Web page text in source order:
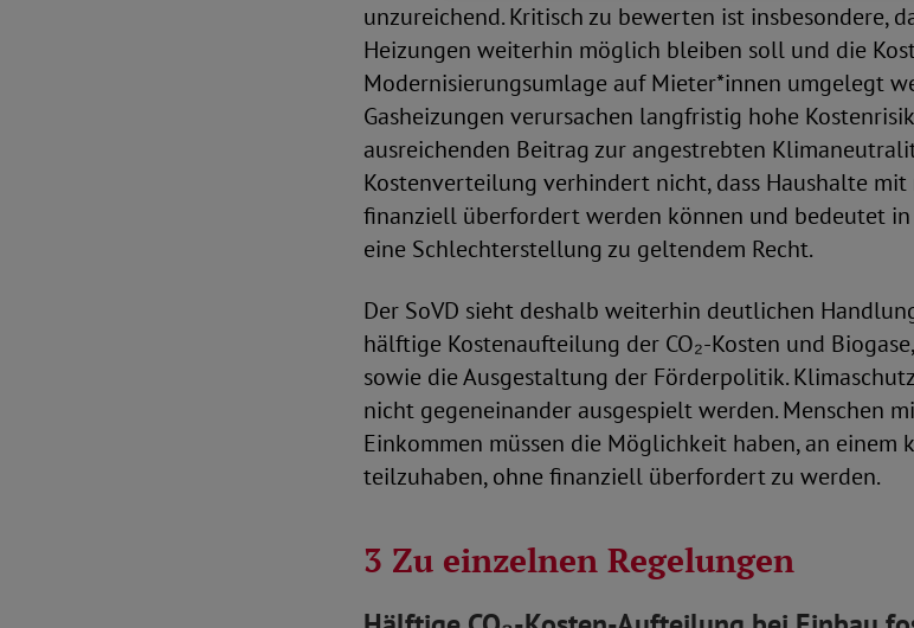
unzureichend. Kritisch zu bewerten ist insbesondere,
Heizungen weiterhin möglich bleiben soll und die
Modernisierungsumlage auf Mieter*innen umgelegt
Gasheizungen verursachen langfristig hohe
ausreichenden Beitrag zur angestrebten
Kostenverteilung verhindert nicht, dass Haushalte
finanziell überfordert werden können und bedeutet in
eine Schlechterstellung zu geltendem Recht.
Der SoVD sieht deshalb weiterhin deutlichen
hälftige Kostenaufteilung der CO₂-Kosten und
sowie die Ausgestaltung der Förderpolitik.
nicht gegeneinander ausgespielt werden. Menschen
Einkommen müssen die Möglichkeit haben, an einem
teilzuhaben, ohne finanziell überfordert zu werden.
3 Zu einzelnen Regelungen